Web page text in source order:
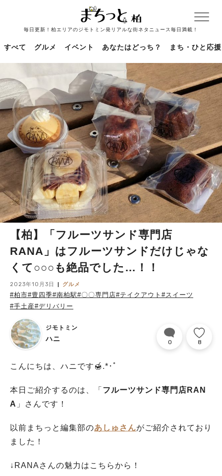
毎日更新！柏エリアのジモトミン発リアルな街ネタニュース毎日満載！
すべて グルメ イベント あなたはどっち？ まち・ひと応援
【柏】「フルーツサンド専門店
RANA」はフルーツサンドだけじゃな
くて○○○も絶品でした…！！
2023年10月3日 グルメ
#柏市#豊四季#南柏駅#〇〇専門店#テイクアウト #スイーツ
#手土産#デリバリー
ジモトミン
ハニ 0 8
こんにちは、ハニです🍯.*･ﾟ
本日ご紹介するのは、「 フルーツサンド専門店RAN
A 」さんです！
以前まちっと編集部のあしゅさんがご紹介されており
ました！
↓RANAさんの魅力はこちらから！